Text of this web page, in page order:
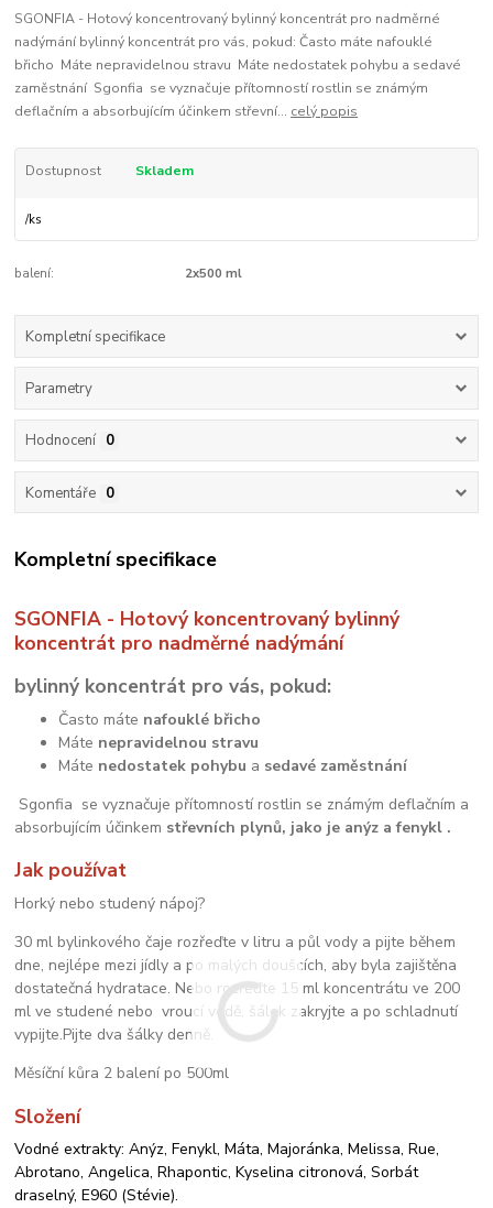
SGONFIA - Hotový koncentrovaný bylinný koncentrát pro nadměrné
nadýmání bylinný koncentrát pro vás, pokud: Často máte nafouklé
břicho Máte nepravidelnou stravu Máte nedostatek pohybu a sedavé
zaměstnání Sgonfia se vyznačuje přítomností rostlin se známým
deflačním a absorbujícím účinkem střevní... celý popis
Dostupnost Skladem
/ks
balení: 2x500 ml
Kompletní specifikace
Parametry
Hodnocení 0
Komentáře 0
Kompletní specifikace
SGONFIA - Hotový koncentrovaný bylinný
koncentrát pro nadměrné nadýmání
bylinný koncentrát pro vás, pokud:
Často máte nafouklé břicho
Máte nepravidelnou stravu
Máte nedostatek pohybu a sedavé zaměstnání
Sgonfia se vyznačuje přítomností rostlin se známým deflačním a
absorbujícím účinkem střevních plynů, jako je anýz a fenykl .
Jak používat
Horký nebo studený nápoj?
30 ml bylinkového čaje rozřeďte v litru a půl vody a pijte během
dne, nejlépe mezi jídly a po malých doušcích, aby byla zajištěna
dostatečná hydratace. Nebo rozřeďte 15 ml koncentrátu ve 200
ml ve studené nebo vroucí vodě, šálek zakryjte a po schladnutí
vypijte.Pijte dva šálky denně.
Měsíční kůra 2 balení po 500ml
Složení
Vodné extrakty: Anýz, Fenykl, Máta, Majoránka, Melissa, Rue,
Abrotano, Angelica, Rhapontic, Kyselina citronová, Sorbát
draselný, E960 (Stévie).